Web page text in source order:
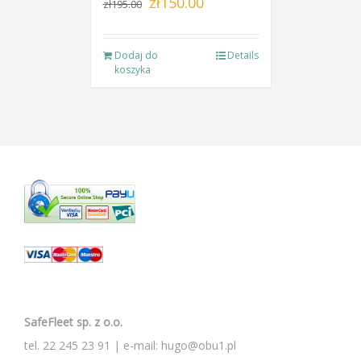
zł195.00
zł195.00.
Dodaj do
koszyka
Details
SafeFleet sp. z o.o.
tel. 22 245 23 91 | e-mail: hugo@obu1.pl